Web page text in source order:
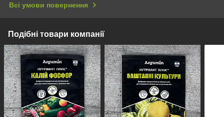
Всі умови повернення
Подібні товари компанії